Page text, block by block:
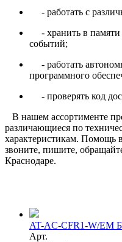
- работать с
- хранить в памяти
событий;
- работать
программного
- проверять код
В нашем ассортименте
различающиеся по
характеристикам. Помощь
звоните, пишите,
Краснодаре.
AT-AC-CFR1-W/EM
Арт.